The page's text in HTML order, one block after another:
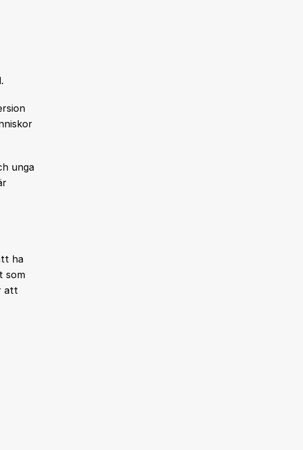
unga
ha
som
att